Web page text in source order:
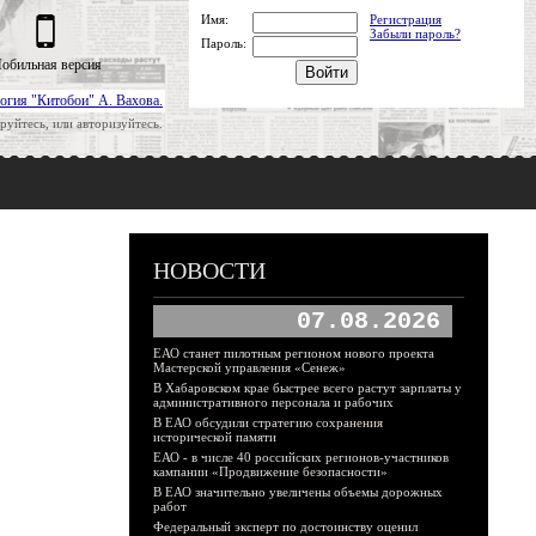
"Китобои" А. Вахова.
или авторизуйтесь.
версия
Имя:
Регистрация
Забыли пароль?
Пароль:
НОВОСТИ
07.08.2026
ЕАО станет пилотным регионом нового проекта
Мастерской управления «Сенеж»
В Хабаровском крае быстрее всего растут зарплаты у
административного персонала и рабочих
В ЕАО обсудили стратегию сохранения
исторической памяти
ЕАО - в числе 40 российских регионов-участников
кампании «Продвижение безопасности»
В ЕАО значительно увеличены объемы дорожных
работ
Федеральный эксперт по достоинству оценил